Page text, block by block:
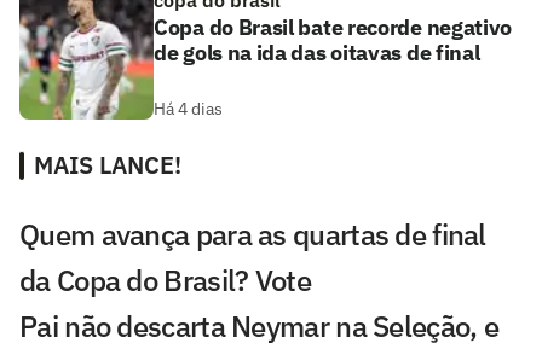
Copa do Brasil bate recorde negativo
de gols na ida das oitavas de final
Há 4 dias
MAIS LANCE!
Quem avança para as quartas de final
da Copa do Brasil? Vote
Pai não descarta Neymar na Seleção, e